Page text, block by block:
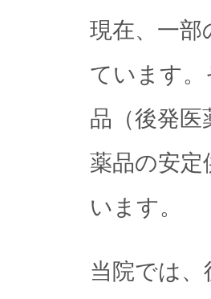
現在、一部
ています
品（後発
薬品の安
います。
当院では